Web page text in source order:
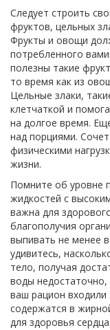
Следует строить
фруктов, цельных
Фрукты и овощи
потребленного
полезны такие
то время как из
Цельные злаки,
клетчаткой и
на долгое время.
над порциями.
физическими
жизни.
Помните об уровне
жидкостей с
важна для
благополучия
выпивать не менее
удивитесь,
тело, получая
воды
ваш рацион
содержатся в
для здоровья